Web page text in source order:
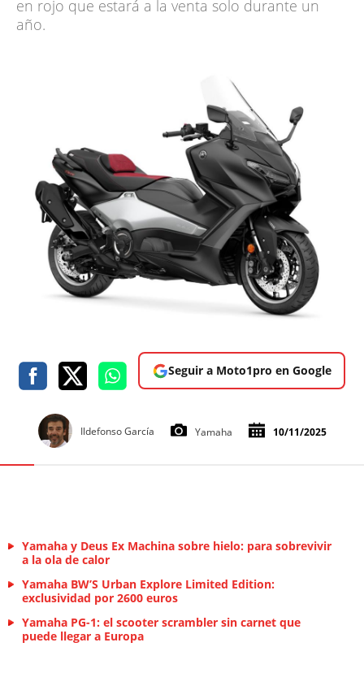
en rojo que estará a la venta solo durante un
año.
Seguir a Moto1pro en Google
Ildefonso García Yamaha 10/11/2025
Yamaha y Deus Ex Machina sobre hielo: para sobrevivir
a la ola de calor
Yamaha BW’S Urban Explore Limited Edition:
exclusividad por 2600 euros
Yamaha PG-1: el scooter scrambler sin carnet que
puede llegar a Europa